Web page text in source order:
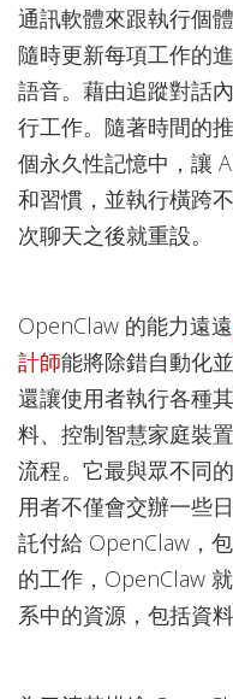
通訊軟體來跟執行個
隨時更新每項工作的
語音。藉由追蹤對話
行工作。隨著時間的
個永久性記憶中，讓
和習慣，並執行橫跨
次聊天之後就重設。
OpenClaw 的能力遠遠
計師能將除錯自動化
還讓使用者執行各種
料、控制智慧家庭裝
流程。它最與眾不同
用者不僅會交辦一些
託付給 OpenClaw，
的工作，OpenClaw
系中的資源，包括資